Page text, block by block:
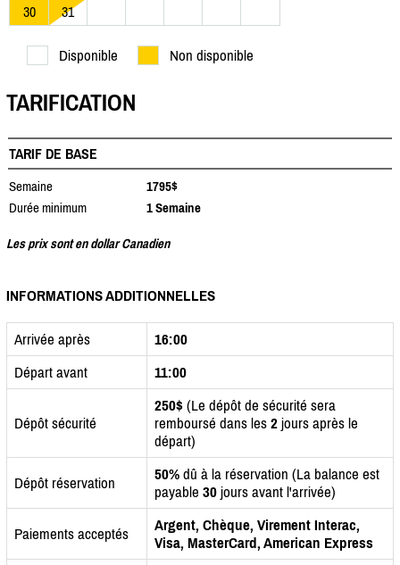
30
31
Disponible Non disponible
TARIFICATION
TARIF DE BASE
Semaine
1795$
Durée minimum
1 Semaine
Les prix sont en dollar Canadien
INFORMATIONS ADDITIONNELLES
Arrivée après
16:00
Départ avant
11:00
Dépôt sécurité
250$ (Le dépôt de sécurité sera
remboursé dans les 2 jours après le
départ)
Dépôt réservation 50% dû à la réservation (La balance est
payable 30 jours avant l'arrivée)
Paiements acceptés
Argent, Chèque, Virement Interac,
Visa, MasterCard, American Express